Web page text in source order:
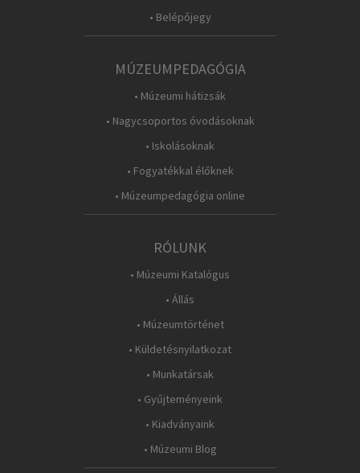
• Belépőjegy
MÚZEUMPEDAGÓGIA
• Múzeumi hátizsák
• Nagycsoportos óvodásoknak
• Iskolásoknak
• Fogyatékkal élőknek
• Múzeumpedagógia online
RÓLUNK
• Múzeumi Katalógus
• Állás
• Múzeumtörténet
• Küldetésnyilatkozat
• Munkatársak
• Gyűjteményeink
• Kiadványaink
• Múzeumi Blog